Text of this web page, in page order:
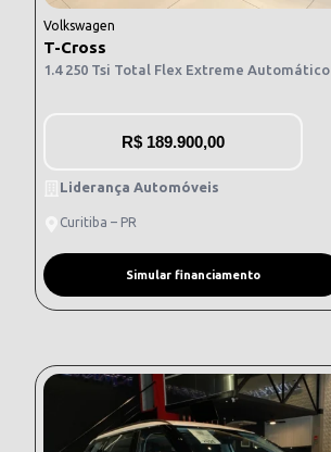
Volkswagen
T-Cross
1.4 250 Tsi Total Flex Extreme Automático
R$ 189.900,00
Liderança Automóveis
Curitiba – PR
Simular financiamento